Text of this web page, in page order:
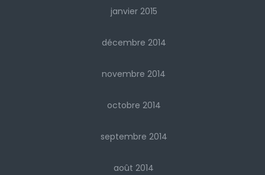
janvier 2015
décembre 2014
novembre 2014
octobre 2014
septembre 2014
août 2014